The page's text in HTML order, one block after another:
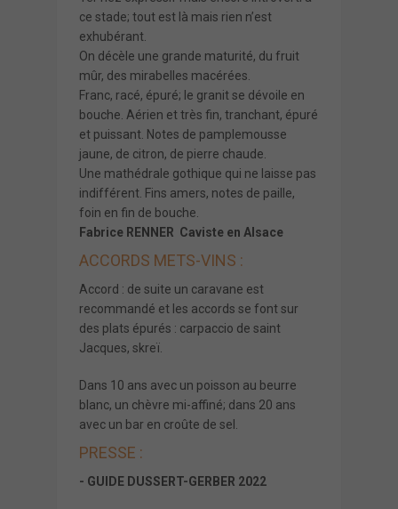
ce stade; tout est là mais rien n’est
exhubérant.
On décèle une grande maturité, du fruit
mûr, des mirabelles macérées.
Franc, racé, épuré; le granit se dévoile en
bouche. Aérien et très fin, tranchant, épuré
et puissant. Notes de pamplemousse
jaune, de citron, de pierre chaude.
Une mathédrale gothique qui ne laisse pas
indifférent. Fins amers, notes de paille,
foin en fin de bouche.
Fabrice RENNER Caviste en Alsace
ACCORDS METS-VINS :
Accord : de suite un caravane est
recommandé et les accords se font sur
des plats épurés : carpaccio de saint
Jacques, skreï.
Dans 10 ans avec un poisson au beurre
blanc, un chèvre mi-affiné; dans 20 ans
avec un bar en croûte de sel.
PRESSE :
- GUIDE DUSSERT-GERBER 2022